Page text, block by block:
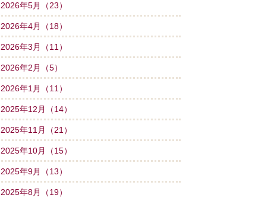
2026年5月（23）
2026年4月（18）
2026年3月（11）
2026年2月（5）
2026年1月（11）
2025年12月（14）
2025年11月（21）
2025年10月（15）
2025年9月（13）
2025年8月（19）